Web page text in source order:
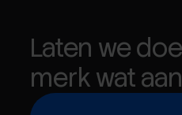
Laten we
merk wat